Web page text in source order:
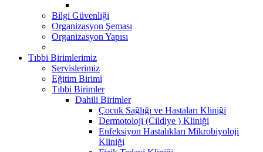
Bilgi Güvenliği
Organizasyon Şeması
Organizasyon Yapısı
Tıbbi Birimlerimiz
Servislerimiz
Eğitim Birimi
Tıbbi Birimler
Dahili Birimler
Çocuk Sağlığı ve Hastaları Kliniği
Dermotoloji (Cildiye ) Kliniği
Enfeksiyon Hastalıkları Mikrobiyoloji
Kliniği